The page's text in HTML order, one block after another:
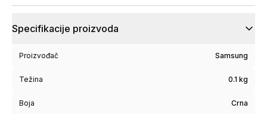
Specifikacije proizvoda
Proizvođač Samsung
Težina 0.1 kg
Boja Crna